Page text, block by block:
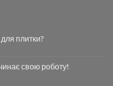
плитки?
свою роботу!